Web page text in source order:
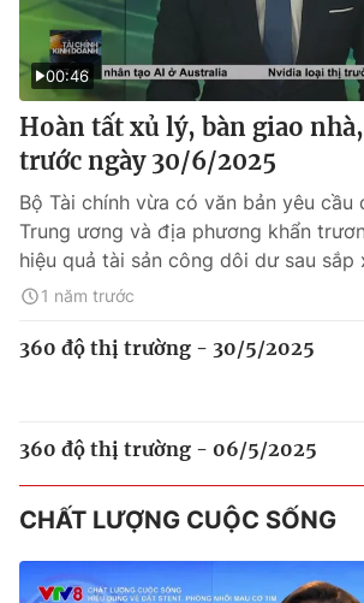
00:46
Hoàn tất xủ lý, bàn giao
trước ngày 30/6/2025
Bộ Tài chính vừa có văn bản yêu cầu
Trung ương và địa phương khẩn
hiệu quả tài sản công dôi dư sau sắp
1 năm trước
360 độ thị trường - 30/5/2025
360 độ thị trường - 06/5/2025
CHẤT LƯỢNG CUỘC SỐNG